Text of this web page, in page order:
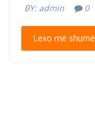
BY: admin 0
Lexo më shumë